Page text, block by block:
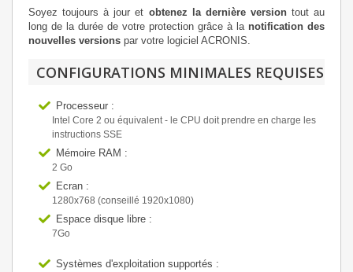
Soyez toujours à jour et obtenez la dernière versiontout au
long de la durée de votre protection grâce à la notification des
nouvelles versions par votre logiciel ACRONIS.
CONFIGURATIONS MINIMALES REQUISES
Processeur :
Intel Core 2 ou équivalent - le CPU doit prendre en charge les
instructions SSE
Mémoire RAM :
2 Go
Ecran :
1280x768 (conseillé 1920x1080)
Espace disque libre :
7Go
Systèmes d'exploitation supportés :